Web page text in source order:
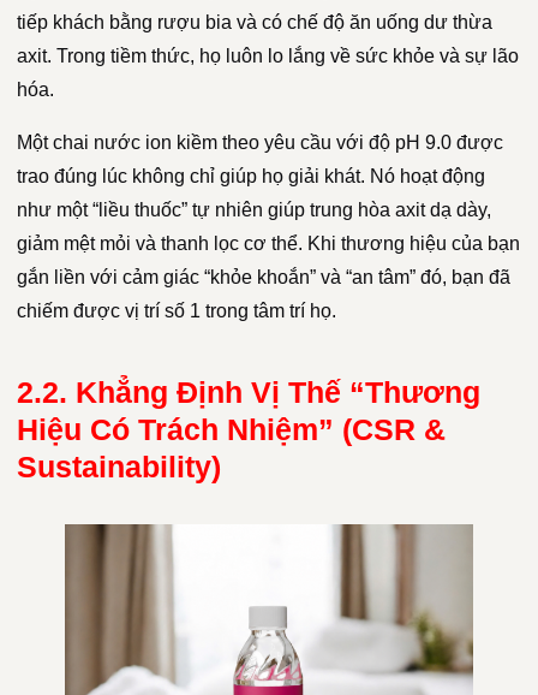
tiếp khách bằng rượu bia và có chế độ ăn uống dư thừa
axit. Trong tiềm thức, họ luôn lo lắng về sức khỏe và sự lão
hóa.
Một chai nước ion kiềm theo yêu cầu với độ pH 9.0 được
trao đúng lúc không chỉ giúp họ giải khát. Nó hoạt động
như một “liều thuốc” tự nhiên giúp trung hòa axit dạ dày,
giảm mệt mỏi và thanh lọc cơ thể. Khi thương hiệu của bạn
gắn liền với cảm giác “khỏe khoắn” và “an tâm” đó, bạn đã
chiếm được vị trí số 1 trong tâm trí họ.
2.2. Khẳng Định Vị Thế “Thương
Hiệu Có Trách Nhiệm” (CSR &
Sustainability)